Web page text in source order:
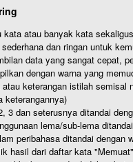
kata atau banyak kata sekaligus
dan ringan untuk
data yang sangat cepat,
dengan warna yang
keterangan istilah semisal
keterangannya)
3 dan seterusnya ditandai
lema/sub-lema
peribahasa ditandai dengan
hasil dari daftar kata